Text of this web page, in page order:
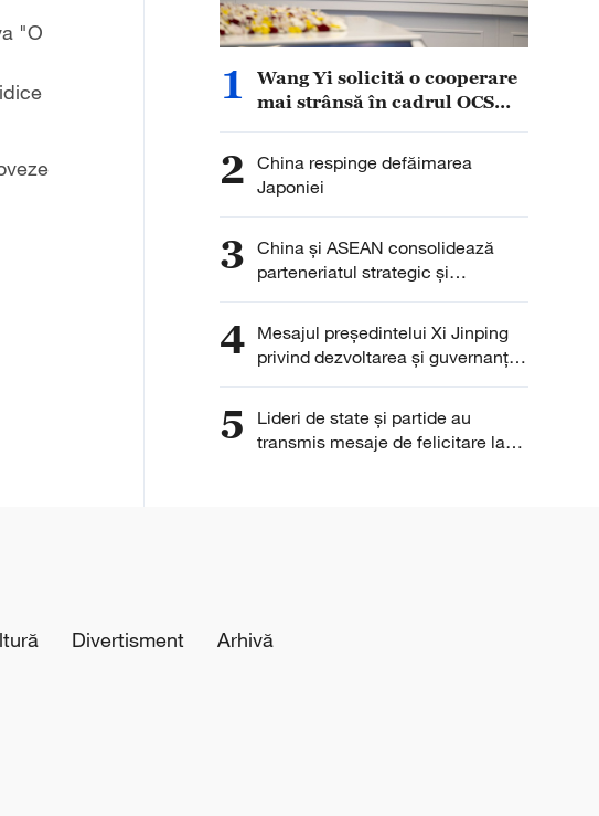
"O
1
Wang Yi solicită o cooperare
mai strânsă în cadrul OCS
2 China respinge defăimarea
Japoniei
3 China și ASEAN consolidează
parteneriatul strategic și
cooperarea regională
4 Mesajul președintelui Xi Jinping
privind dezvoltarea și guvernanța
IA rezonează cu lumea
5
Lideri de state și partide au
transmis mesaje de felicitare la
Divertisment Arhivă